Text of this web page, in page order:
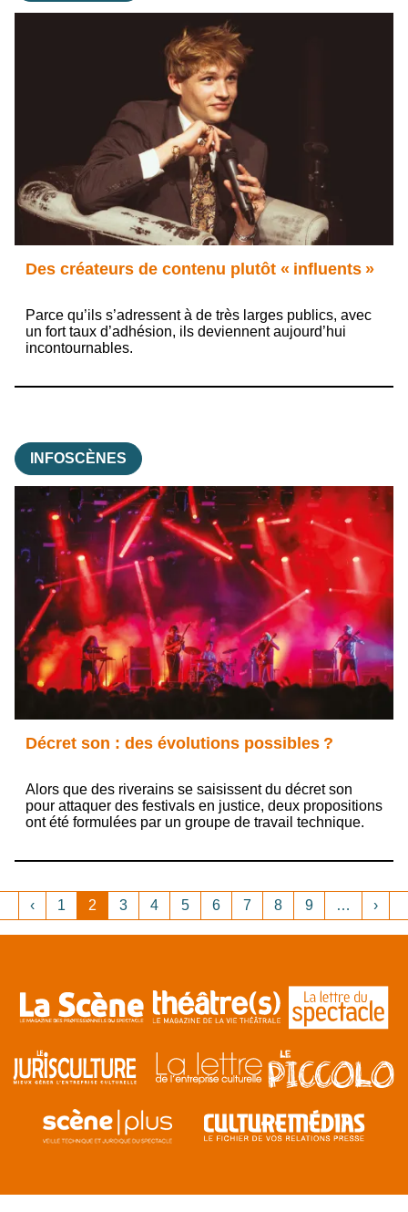
Des créateurs de contenu plutôt « influents »
Parce qu’ils s’adressent à de très larges publics, avec
un fort taux d’adhésion, ils deviennent aujourd’hui
incontournables.
INFOSCÈNES
Décret son : des évolutions possibles ?
Alors que des riverains se saisissent du décret son
pour attaquer des festivals en justice, deux propositions
ont été formulées par un groupe de travail technique.
Pagination
Première page
‹Page précédente
1 2 3 4 5 6 7 8 9 … ›